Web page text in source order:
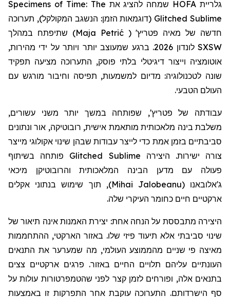
גלריית HOFA שמחה להציג את Specimens of Time: The
Glitched Sublime (דוגמאות הזמן: הנשגב המקולקל), תערוכה
חדשה של מאיה פטריץ'
(
Maja Petrić
) שתיפתח במהלך
SXSW
לונדון 2026. ברגע שמעוצב יותר ויותר על ידי מהירות,
אוטומציה וייצור דיגיטלי בלתי פוסק, התערוכה מציעה תפקיד
שונה לטכנולוגיה: מדיום למשמעות, תפיסה וחיבור מורגש עם
העולם הטבעי.
עבודתה של פטריץ', שפותחה במשך יותר משני עשורים,
משלבת בינה מלאכותית מותאמת אישית, רובוטיקה, אור ונתונים
סביבתיים בזמן אמת כדי לייצר עבודות שבהן שינוי אקולוגי מייצר
צורה ישירות. היצירה Glitched Sublime פותחה בשיתוף
פעולה עם מדען הבינה המלאכותית והרובוטיקן
מיכאי
ג'אלובאנו (
Mihai Jalobeanu
), תוך שימוש בנתוני אקלים
ארקטיים חיים כחומר העיקרי שלה.
היצירה מתבססת על הנחה אחת: יצירת האמנות אינה תיאור של
שינוי סביבתי אלא תיעוד פיזי שלו. באזור הארקטי, ההתחממות
מאיצה פי שניים מהממוצע העולמי, מה שמערער את התנאים
העונתיים עליהם תלויים החיים באזור. פרגים ארקטיים צצים
בתנאים אלה, ופורחים לזמן קצר לפני שהטמפרטורות עולות על
סף הישרדותם. התערוכה עוקבת אחר התפרקות זו באמצעות